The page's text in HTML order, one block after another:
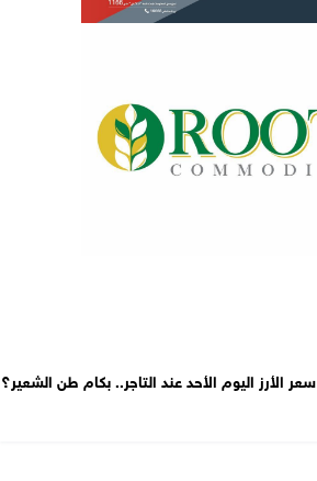
سعر الأرز اليوم الأحد عند التاجر.. بكام طن الشعير؟